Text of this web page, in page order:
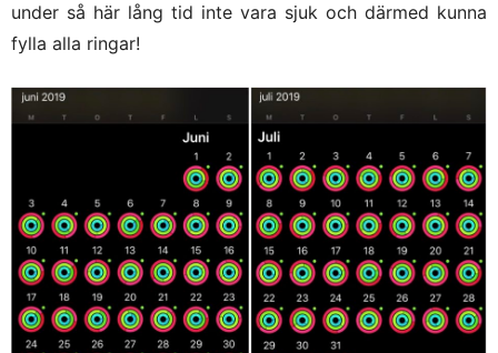
under så här lång tid inte vara sjuk och därmed kunna
fylla alla ringar!